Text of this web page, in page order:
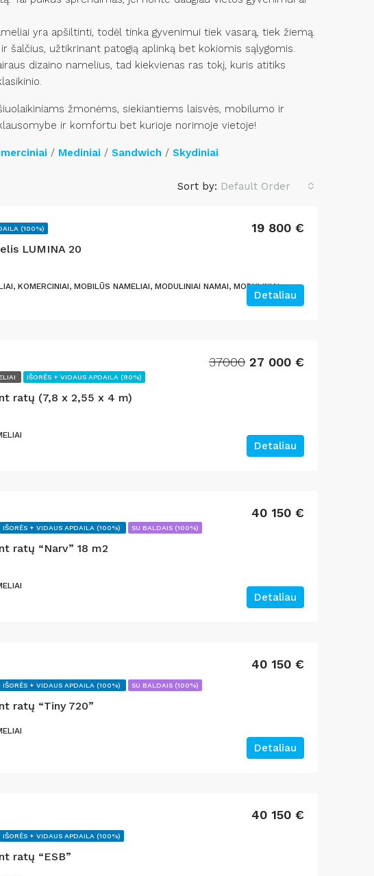
yra apšiltinti, todėl tinka gyvenimui tiek vasarą, tiek žiemą.
šalčius, užtikrinant patogią aplinką bet kokiomis sąlygomis.
dizaino namelius, tad kiekvienas ras tokį, kuris atitiks
žmonėms, siekiantiems laisvės, mobilumo ir
ir komfortu bet kurioje norimoje vietoje!
/ Mediniai / Sandwich / Skydiniai
Sort by: Default Order
(100%)
LUMINA 20
19 800 €
KOMERCINIAI, MOBILŪS NAMELIAI, MODULINIAI NAMAI, MODULINIAI
Detaliau
IŠORĖS + VIDAUS APDAILA (80%)
ratų (7,8 x 2,55 x 4 m)
37000 27 000 €
Detaliau
IŠORĖS + VIDAUS APDAILA (100%) SU BALDAIS (100%)
ratų “Narv” 18 m2
40 150 €
Detaliau
IŠORĖS + VIDAUS APDAILA (100%) SU BALDAIS (100%)
ratų “Tiny 720”
40 150 €
Detaliau
IŠORĖS + VIDAUS APDAILA (100%)
ratų “ESB”
40 150 €
1389